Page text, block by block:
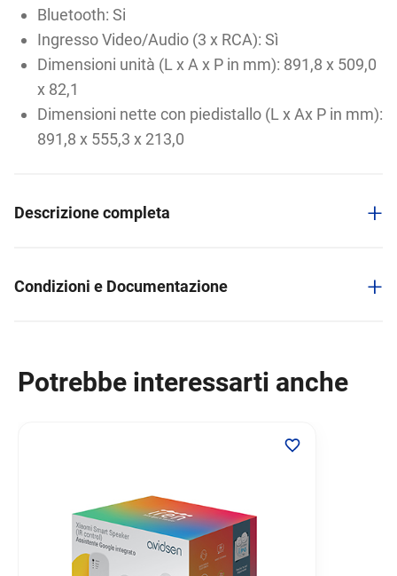
Bluetooth: Si
Ingresso Video/Audio (3 x RCA): Sì
Dimensioni unità (L x A x P in mm): 891,8 x 509,0
x 82,1
Dimensioni nette con piedistallo (L x Ax P in mm):
891,8 x 555,3 x 213,0
Descrizione completa +
Condizioni e Documentazione +
Potrebbe interessarti anche